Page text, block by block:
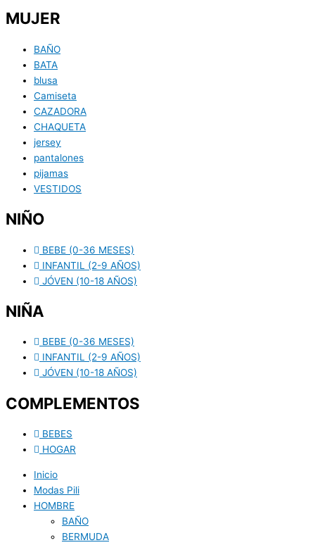
MUJER
BAÑO
BATA
blusa
Camiseta
CAZADORA
CHAQUETA
jersey
pantalones
pijamas
VESTIDOS
NIÑO
BEBE (0-36 MESES)
INFANTIL (2-9 AÑOS)
JÓVEN (10-18 AÑOS)
NIÑA
BEBE (0-36 MESES)
INFANTIL (2-9 AÑOS)
JÓVEN (10-18 AÑOS)
COMPLEMENTOS
BEBES
HOGAR
Inicio
Modas Pili
HOMBRE
BAÑO
BERMUDA